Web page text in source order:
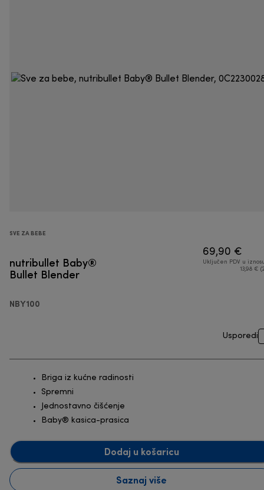
SVE ZA BEBE
nutribullet Baby®
Bullet Blender
NBY100
69,90 €
Uključen PDV u
13,98 €
Usporedi
Briga iz kućne radinosti
Spremni
Jednostavno čišćenje
Baby® kasica-prasica
Dodaj u košaricu
Saznaj više